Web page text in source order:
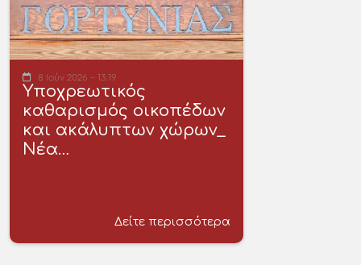
8 Ιούν 2026 - 13:19
Υποχρεωτικός
καθαρισμός οικοπέδων
και ακάλυπτων χώρων_
Νέα…
Δείτε περισσότερα